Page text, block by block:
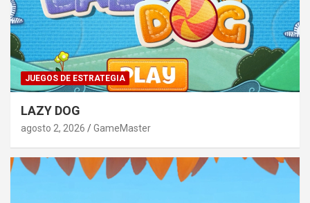
JUEGOS DE ESTRATEGIA
LAZY DOG
agosto 2, 2026 GameMaster